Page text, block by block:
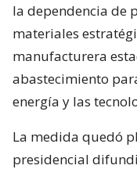
la dependencia de
materiales
manufacturera
abastecimiento
energía y las
La medida quedó
presidencial